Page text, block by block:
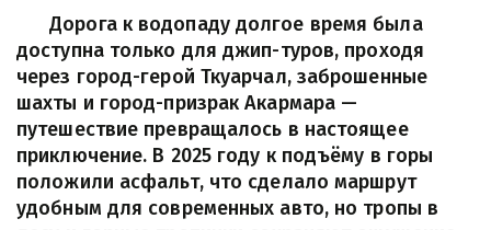
      Дорога к водопаду долгое время была
доступна только для джип-туров, проходя
через город-герой Ткуарчал, заброшенные
шахты и город-призрак Акармара —
путешествие превращалось в настоящее
приключение. В 2025 году к подъёму в горы
положили асфальт, что сделало маршрут
удобным для современных авто, но тропы в